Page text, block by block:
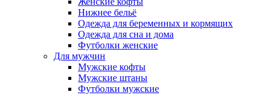
Нижнее бельё
Одежда для беременных и кормящих
Одежда для сна и дома
Футболки женские
Для мужчин
Мужские кофты
Мужские штаны
Футболки мужские